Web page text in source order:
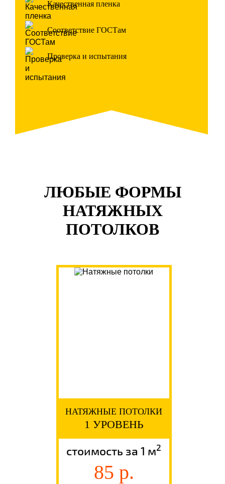
Качественная пленка
Соответствие ГОСТам
Проверка и испытания
ЛЮБЫЕ ФОРМЫ
НАТЯЖНЫХ
ПОТОЛКОВ
НАТЯЖНЫЕ ПОТОЛКИ
1 УРОВЕНЬ
стоимость за 1 м2
85 р.